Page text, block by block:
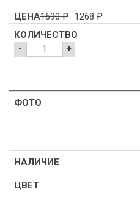
1690₽ 1268 ₽
- +